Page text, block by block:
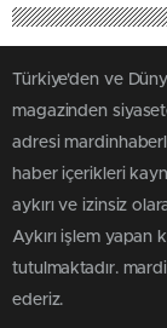
Türkiye'den ve
magazinden
adresi
haber içerikleri
aykırı ve izinsiz
Aykırı işlem yapan
tutulmaktadır.
ederiz.